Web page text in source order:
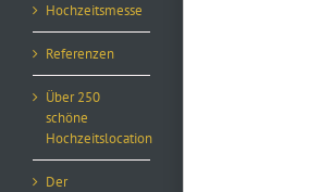
Hochzeitsmesse
Referenzen
Über 250
schöne
Hochzeitslocation
Der